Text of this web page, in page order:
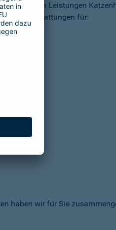
Von welchen Leistungen
Erstattungen für:
haben wir für Sie